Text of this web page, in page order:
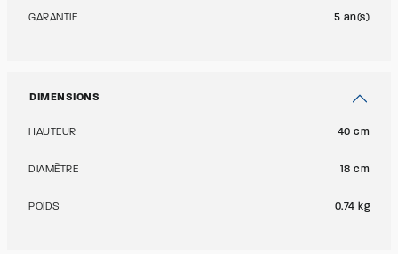
GARANTIE 5 an(s)
DIMENSIONS
HAUTEUR 40 cm
DIAMÈTRE 18 cm
POIDS 0.74 kg